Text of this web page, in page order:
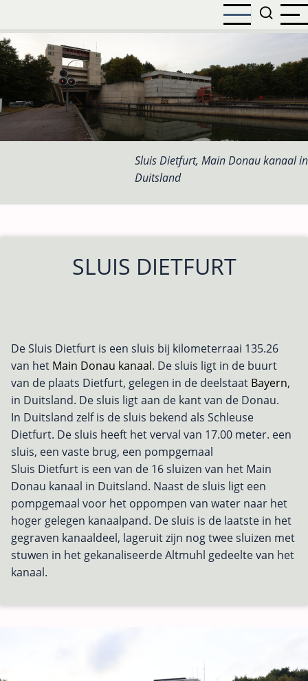
naar
de
inhoud
gaan
Sluis Dietfurt, Main Donau kanaal in
Duitsland
SLUIS DIETFURT
De Sluis Dietfurt is een sluis bij kilometerraai 135.26
van het Main Donau kanaal. De sluis ligt in de buurt
van de plaats Dietfurt, gelegen in de deelstaat Bayern,
in Duitsland. De sluis ligt aan de kant van de Donau.
In Duitsland zelf is de sluis bekend als Schleuse
Dietfurt. De sluis heeft het verval van 17.00 meter. een
sluis, een vaste brug, een pompgemaal
Sluis Dietfurt is een van de 16 sluizen van het Main
Donau kanaal in Duitsland. Naast de sluis ligt een
pompgemaal voor het oppompen van water naar het
hoger gelegen kanaalpand. De sluis is de laatste in het
gegraven kanaaldeel, lageruit zijn nog twee sluizen met
stuwen in het gekanaliseerde Altmuhl gedeelte van het
kanaal.